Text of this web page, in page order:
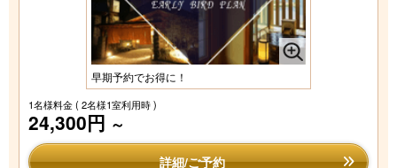
早期予約でお得に！
1名様料金( 2名様1室利用時 )
24,300円 ～
詳細/ご予約